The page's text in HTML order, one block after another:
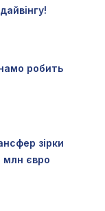
робить
зірки
євро